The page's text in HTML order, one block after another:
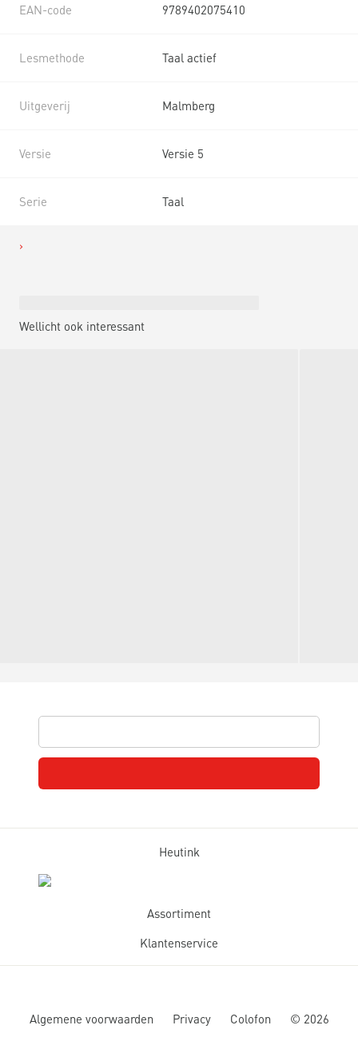
EAN-code 9789402075410
Lesmethode Taal actief
Uitgeverij Malmberg
Versie Versie 5
Serie Taal
Wellicht ook interessant
Heutink
Assortiment
Klantenservice
Algemene voorwaarden Privacy Colofon © 2026